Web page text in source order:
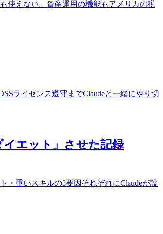
使えない。資産運用の機能もアメリカの税
ライセンス遵守までClaudeと一緒にやり切
イエット」させた記録
・重いスキルの3要因それぞれにClaudeが設